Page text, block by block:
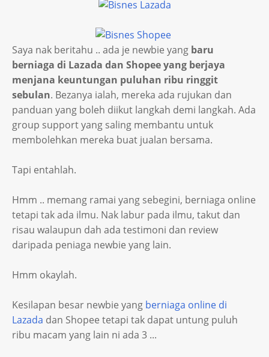
Saya nak beritahu .. ada je newbie yang baru
berniaga di Lazada dan Shopee yang berjaya
menjana keuntungan puluhan ribu ringgit
sebulan. Bezanya ialah, mereka ada rujukan dan
panduan yang boleh diikut langkah demi langkah. Ada
group support yang saling membantu untuk
membolehkan mereka buat jualan bersama.
Tapi entahlah.
Hmm .. memang ramai yang sebegini, berniaga online
tetapi tak ada ilmu. Nak labur pada ilmu, takut dan
risau walaupun dah ada testimoni dan review
daripada peniaga newbie yang lain.
Hmm okaylah.
Kesilapan besar newbie yang berniaga online di
Lazada dan Shopee tetapi tak dapat untung puluh
ribu macam yang lain ni ada 3 ...